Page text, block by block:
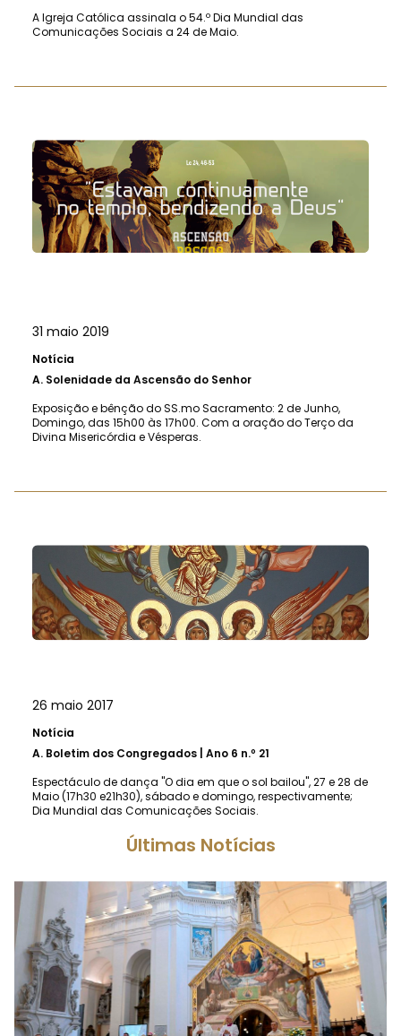
A Igreja Católica assinala o 54.º Dia Mundial das
Comunicações Sociais a 24 de Maio.
31 maio 2019
Notícia
A. Solenidade da Ascensão do Senhor
Exposição e bênção do SS.mo Sacramento: 2 de Junho,
Domingo, das 15h00 às 17h00. Com a oração do Terço da
Divina Misericórdia e Vésperas.
26 maio 2017
Notícia
A. Boletim dos Congregados | Ano 6 n.º 21
Espectáculo de dança "O dia em que o sol bailou", 27 e 28 de
Maio (17h30 e21h30), sábado e domingo, respectivamente;
Dia Mundial das Comunicações Sociais.
Últimas Notícias